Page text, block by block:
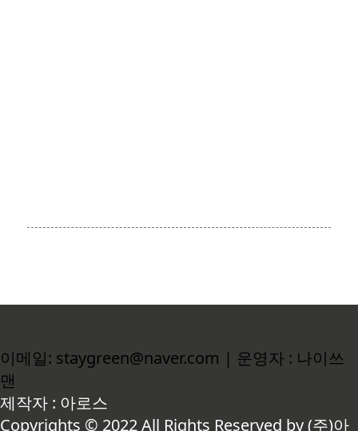
이메일: staygreen@naver.com | 운영자 : 나이쓰
맨
제작자 : 아로스
Copyrights © 2022 All Rights Reserved by (주)아